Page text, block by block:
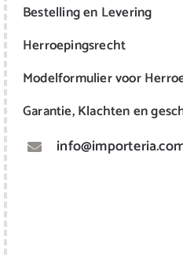
Bestelling en Levering
Herroepingsrecht
Modelformulier voor
Garantie, Klachten en